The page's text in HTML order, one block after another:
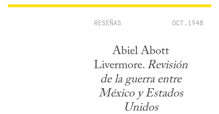
RESEÑAS OCT.1948
Abiel Abott
Livermore. Revisión
de la guerra entre
México y Estados
Unidos